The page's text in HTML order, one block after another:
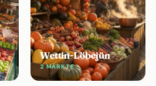
Wettin-Löbejün
2 MÄRKTE